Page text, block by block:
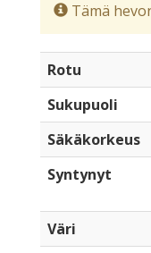
Tämä
Rotu
Sukupuoli
Säkäkorkeus
Syntynyt
Väri